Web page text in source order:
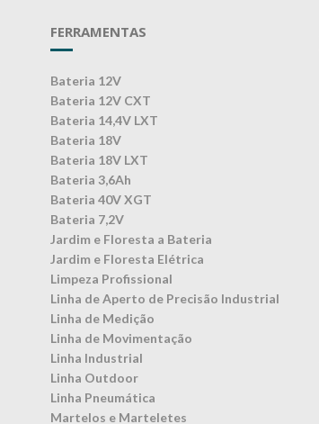
FERRAMENTAS
Bateria 12V
Bateria 12V CXT
Bateria 14,4V LXT
Bateria 18V
Bateria 18V LXT
Bateria 3,6Ah
Bateria 40V XGT
Bateria 7,2V
Jardim e Floresta a Bateria
Jardim e Floresta Elétrica
Limpeza Profissional
Linha de Aperto de Precisão Industrial
Linha de Medição
Linha de Movimentação
Linha Industrial
Linha Outdoor
Linha Pneumática
Martelos e Marteletes